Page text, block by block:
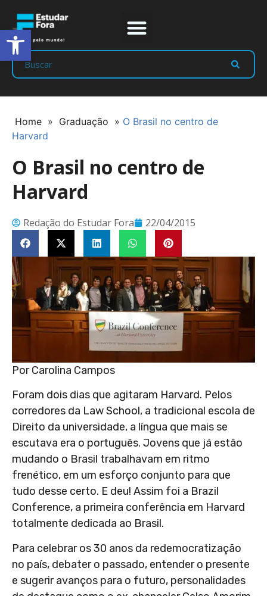
Home » Graduação » O Brasil no centro de
Harvard
O Brasil no centro de
Harvard
Redação do Estudar Fora 22/04/2015
Por Carolina Campos
Foram dois dias que agitaram Harvard. Pelos
corredores da Law School, a tradicional escola de
Direito da universidade, a língua que mais se
escutava era o português. Jovens que já estão
mudando o Brasil trabalhavam em ritmo
frenético, em um esforço conjunto para que
tudo desse certo. E deu! Assim foi a Brazil
Conference, a primeira conferência em Harvard
totalmente dedicada ao Brasil.
Para celebrar os 30 anos da redemocratização
no país, debater o passado, entender o presente
e sugerir avanços para o futuro, personalidades
Abrir a barra de ferramentas